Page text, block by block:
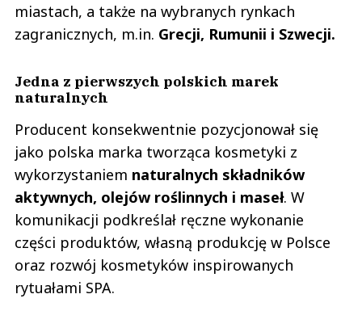
miastach, a także na wybranych rynkach
zagranicznych, m.in. Grecji, Rumunii i Szwecji.
Jedna z pierwszych polskich marek
naturalnych
Producent konsekwentnie pozycjonował się
jako polska marka tworząca kosmetyki z
wykorzystaniem naturalnych składników
aktywnych, olejów roślinnych i maseł. W
komunikacji podkreślał ręczne wykonanie
części produktów, własną produkcję w Polsce
oraz rozwój kosmetyków inspirowanych
rytuałami SPA.